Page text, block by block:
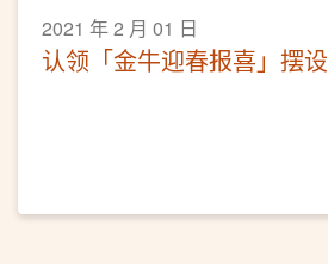
2021 年 2 月 01 日
认领「金牛迎春报喜」摆设